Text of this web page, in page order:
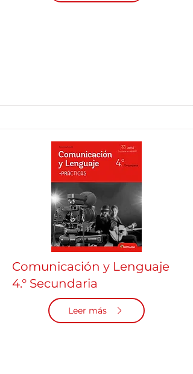
Comunicación y Lenguaje
4.° Secundaria
Leer más